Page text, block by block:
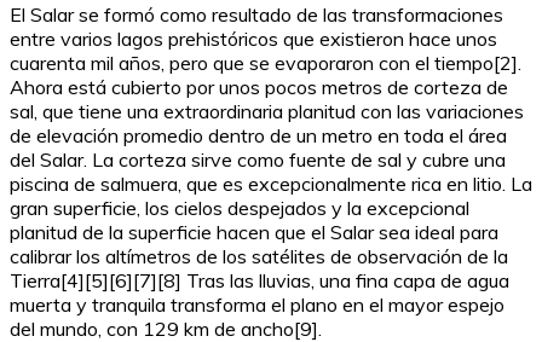
El Salar se formó como resultado de las transformaciones
entre varios lagos prehistóricos que existieron hace unos
cuarenta mil años, pero que se evaporaron con el tiempo[2].
Ahora está cubierto por unos pocos metros de corteza de
sal, que tiene una extraordinaria planitud con las variaciones
de elevación promedio dentro de un metro en toda el área
del Salar. La corteza sirve como fuente de sal y cubre una
piscina de salmuera, que es excepcionalmente rica en litio. La
gran superficie, los cielos despejados y la excepcional
planitud de la superficie hacen que el Salar sea ideal para
calibrar los altímetros de los satélites de observación de la
Tierra[4][5][6][7][8] Tras las lluvias, una fina capa de agua
muerta y tranquila transforma el plano en el mayor espejo
del mundo, con 129 km de ancho[9].